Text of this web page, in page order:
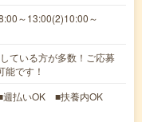
～13:00(2)10:00～
ている方が多数！ご応募
です！
払いOK ■扶養内OK